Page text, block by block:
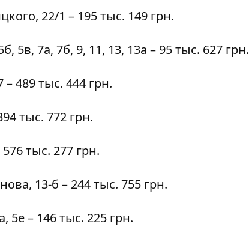
22/1 – 195 тыс. 149 грн.
5в, 7а, 7б, 9, 11, 13, 13а – 95 тыс. 627 грн.
– 489 тыс. 444 грн.
тыс. 772 грн.
576 тыс. 277 грн.
13-б – 244 тыс. 755 грн.
5е– 146 тыс. 225 грн.